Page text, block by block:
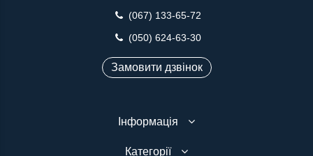
(067) 133-65-72
(050) 624-63-30
Замовити дзвінок
Інформація
Категорії